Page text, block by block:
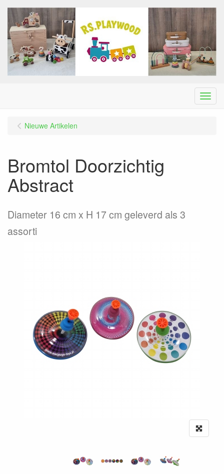
Menu
Nieuwe Artikelen
Bromtol Doorzichtig
Abstract
Diameter 16 cm x H 17 cm geleverd als 3
assorti